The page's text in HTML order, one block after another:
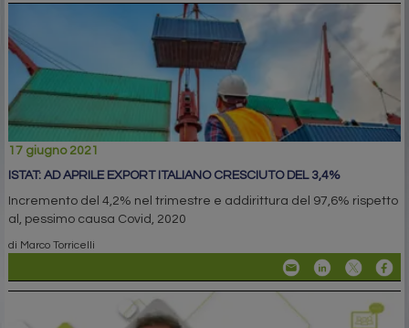
17 giugno 2021
ISTAT: AD APRILE EXPORT ITALIANO CRESCIUTO DEL 3,4%
Incremento del 4,2% nel trimestre e addirittura del 97,6% rispetto
al, pessimo causa Covid, 2020
di Marco Torricelli